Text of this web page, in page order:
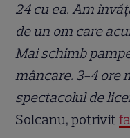
24 cu ea. Am
de un om care
Mai schimb
mâncare. 3-4 ore
spectacolul de
Solcanu, potrivit